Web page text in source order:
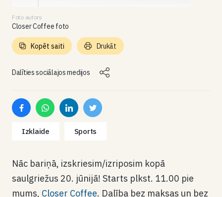
Foto autors
Closer Coffee foto
Dalīties sociālajos medijos
Kopēt saiti Drukāt
Izklaide Sports
Nāc bariņā, izskriesim/izriposim kopā
saulgriežus 20. jūnijā! Starts plkst. 11.00 pie
mums, Closer Coffee. Dalība bez maksas un bez